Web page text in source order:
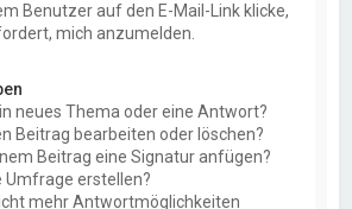
Benutzer auf den E-Mail-Link klicke,
mich anzumelden.
neues Thema oder eine Antwort?
Beitrag bearbeiten oder löschen?
Beitrag eine Signatur anfügen?
Umfrage erstellen?
mehr Antwortmöglichkeiten